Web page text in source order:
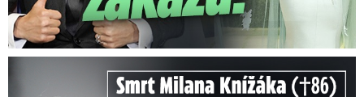
Smrt Milana Knížáka (†86): Co prozradilo neobvyklé parte?